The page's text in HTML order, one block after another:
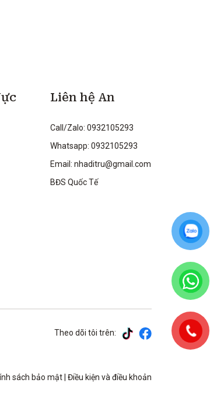
Liên hệ An
Call/Zalo: 0932105293
Whatsapp: 0932105293
Email: nhaditru@gmail.com
BĐS Quốc Tế
Theo dõi tôi trên:
sách bảo mật| Điều kiện và điều khoản